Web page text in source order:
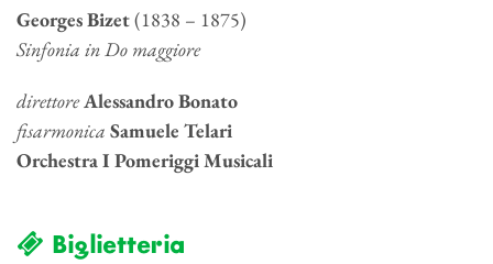
Georges Bizet(1838 – 1875)
Sinfonia in Do maggiore
direttoreAlessandro Bonato
fisarmonica Samuele Telari
Orchestra I Pomeriggi Musicali
Biglietteria